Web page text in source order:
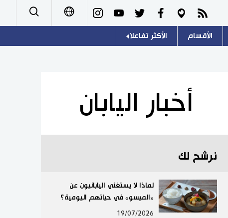
Русский
الأقسام
تجارب وآراء
سياسة
اقتصاد
مجتمع
ثقافة
الأكثر تفاعلا
هو وهي
المطبخ الياباني
أخبار اليابان
نرشح لك
لماذا لا يستغني اليابانيون عن
«الميسو» في حياتهم اليومية؟
19/07/2026